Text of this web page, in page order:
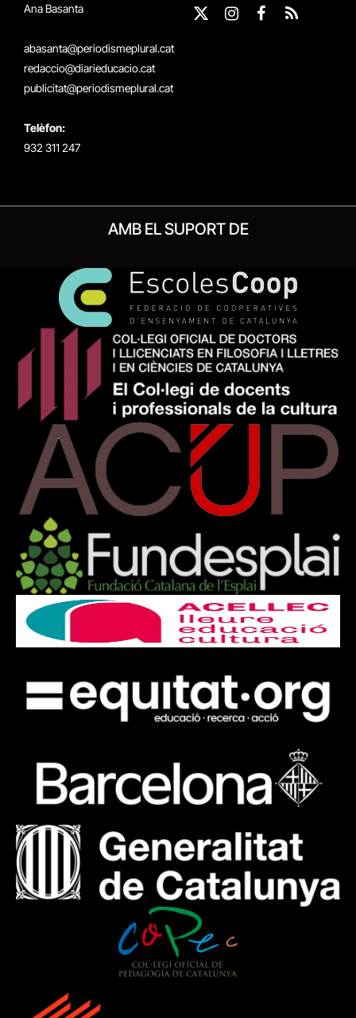
Ana Basanta
abasanta@periodismeplural.cat
redaccio@diarieducacio.cat
publicitat@periodismeplural.cat
Telèfon:
932 311 247
X
Instagram
Facebook
RSS
AMB EL SUPORT DE